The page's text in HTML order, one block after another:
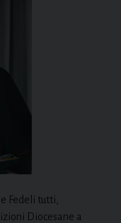
Fedeli tutti,
Diocesane a